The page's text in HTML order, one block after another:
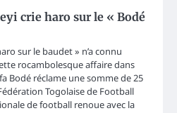
crie haro sur le « Bodé
sur le baudet » n’a connu
rocambolesque affaire dans
Bodé réclame une somme de 25
Togolaise de Football
de football renoue avec la